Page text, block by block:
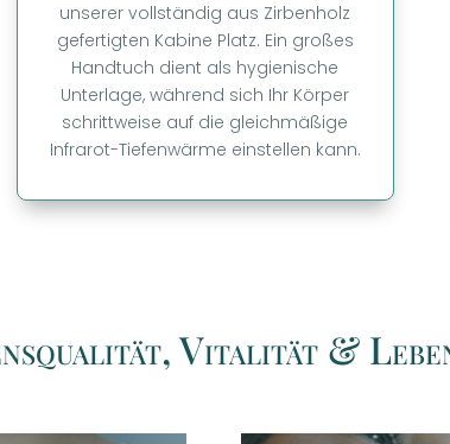
unserer vollständig aus Zirbenholz
gefertigten Kabine Platz. Ein großes
Handtuch dient als hygienische
Unterlage, während sich Ihr Körper
schrittweise auf die gleichmäßige
Infrarot-Tiefenwärme einstellen kann.
Vitalität &